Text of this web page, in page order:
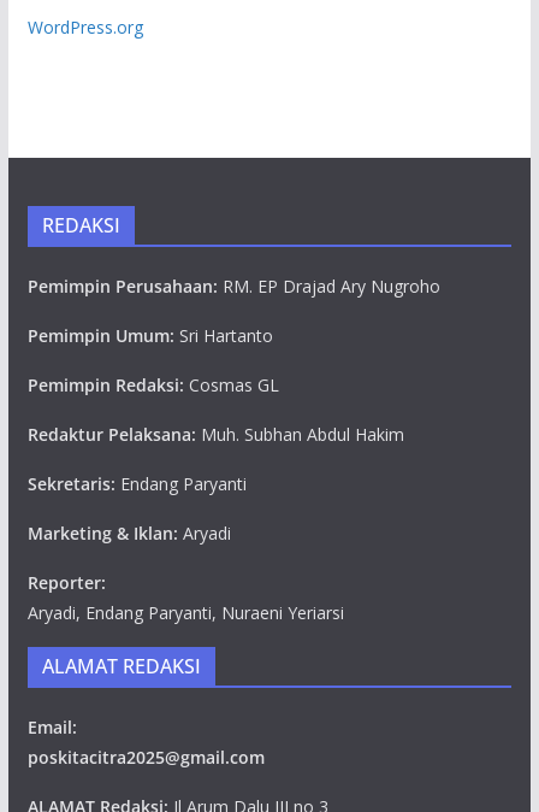
WordPress.org
REDAKSI
Pemimpin Perusahaan: RM. EP Drajad Ary Nugroho
Pemimpin Umum: Sri Hartanto
Pemimpin Redaksi: Cosmas GL
Redaktur Pelaksana: Muh. Subhan Abdul Hakim
Sekretaris: Endang Paryanti
Marketing & Iklan: Aryadi
Reporter:
Aryadi, Endang Paryanti, Nuraeni Yeriarsi
ALAMAT REDAKSI
Email:
poskitacitra2025@gmail.com
ALAMAT Redaksi: Jl Arum Dalu III no 3